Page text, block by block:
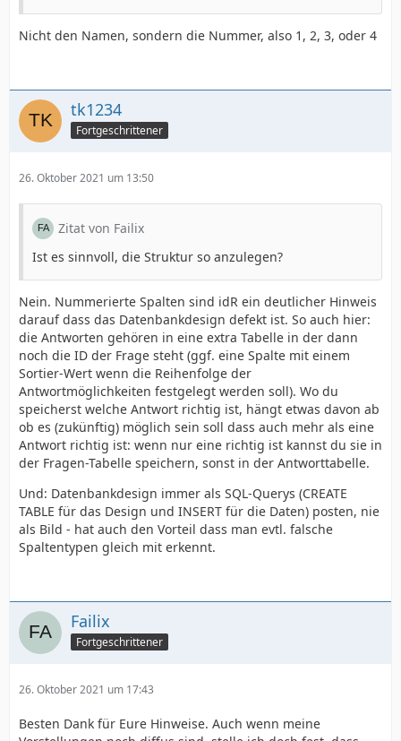
Nicht den Namen, sondern die Nummer, also 1, 2, 3, oder 4
tk1234
Fortgeschrittener
26. Oktober 2021 um 13:50
Zitat von Failix
Ist es sinnvoll, die Struktur so anzulegen?
Nein. Nummerierte Spalten sind idR ein deutlicher Hinweis
darauf dass das Datenbankdesign defekt ist. So auch hier:
die Antworten gehören in eine extra Tabelle in der dann
noch die ID der Frage steht (ggf. eine Spalte mit einem
Sortier-Wert wenn die Reihenfolge der
Antwortmöglichkeiten festgelegt werden soll). Wo du
speicherst welche Antwort richtig ist, hängt etwas davon ab
ob es (zukünftig) möglich sein soll dass auch mehr als eine
Antwort richtig ist: wenn nur eine richtig ist kannst du sie in
der Fragen-Tabelle speichern, sonst in der Antworttabelle.
Und: Datenbankdesign immer als SQL-Querys (CREATE
TABLE für das Design und INSERT für die Daten) posten, nie
als Bild - hat auch den Vorteil dass man evtl. falsche
Spaltentypen gleich mit erkennt.
Failix
Fortgeschrittener
26. Oktober 2021 um 17:43
Besten Dank für Eure Hinweise. Auch wenn meine